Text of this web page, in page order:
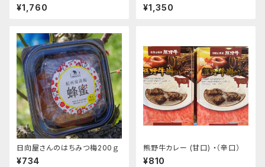
¥1,760 ¥1,350
日向屋さんのはちみつ梅200ｇ
¥734
熊野牛カレー (甘口) ・（辛口）
¥810